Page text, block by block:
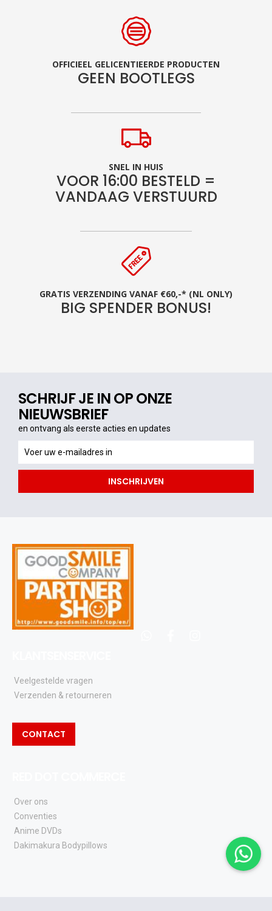
OFFICIEEL GELICENTIEERDE PRODUCTEN
GEEN BOOTLEGS
SNEL IN HUIS
VOOR 16:00 BESTELD =
VANDAAG VERSTUURD
GRATIS VERZENDING VANAF €60,-* (NL ONLY)
BIG SPENDER BONUS!
SCHRIJF JE IN OP ONZE
NIEUWSBRIEF
en ontvang als eerste acties en updates
ontvang
als
acties
INSCHRIJVEN
Veelgestelde vragen
Verzenden & retourneren
CONTACT
Over ons
Conventies
Anime DVDs
Dakimakura Bodypillows